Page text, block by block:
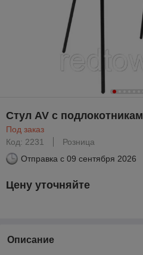
Стул AV с
Под заказ
Код: 2231
Розница
Отправка с 09 сентября 2026
Цену уточняйте
Описание